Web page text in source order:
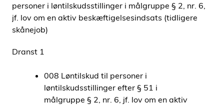
personer i løntilskudsstillinger i målgruppe § 2, nr. 6,
jf. lov om en aktiv beskæftigelsesindsats (tidligere
skånejob)
Dranst 1
008 Løntilskud til personer i
løntilskudsstillinger efter § 51 i
målgruppe § 2, nr. 6, jf. lov om en aktiv